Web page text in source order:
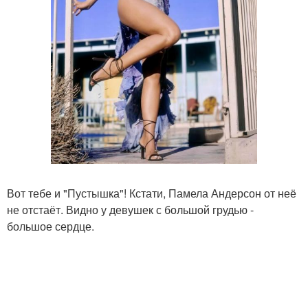
Вот тебе и "Пустышка"! Кстати, Памела Андерсон от неё
не отстаёт. Видно у девушек с большой грудью -
большое сердце.